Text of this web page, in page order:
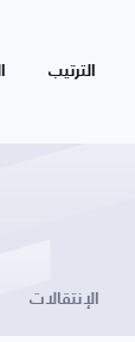
الترتيب
الإنتقالات